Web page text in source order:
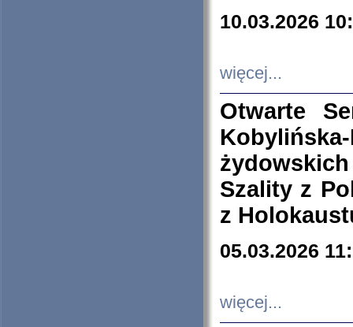
10.03.2026
więcej...
Otwarte
Szality z
z
05.03.2026
więcej...